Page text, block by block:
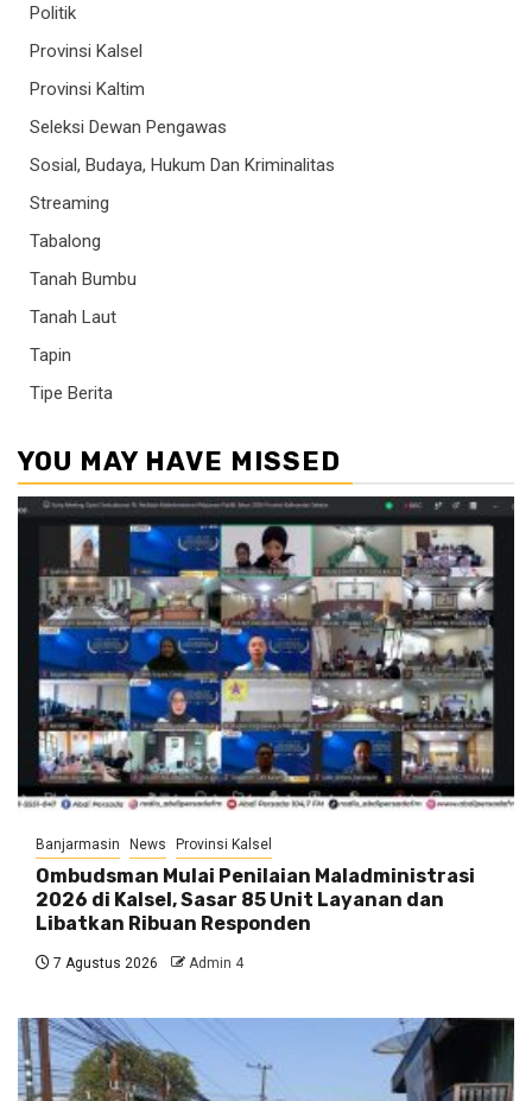
Politik
Provinsi Kalsel
Provinsi Kaltim
Seleksi Dewan Pengawas
Sosial, Budaya, Hukum Dan Kriminalitas
Streaming
Tabalong
Tanah Bumbu
Tanah Laut
Tapin
Tipe Berita
YOU MAY HAVE MISSED
Banjarmasin News Provinsi Kalsel
Ombudsman Mulai Penilaian Maladministrasi
2026 di Kalsel, Sasar 85 Unit Layanan dan
Libatkan Ribuan Responden
7 Agustus 2026 Admin 4